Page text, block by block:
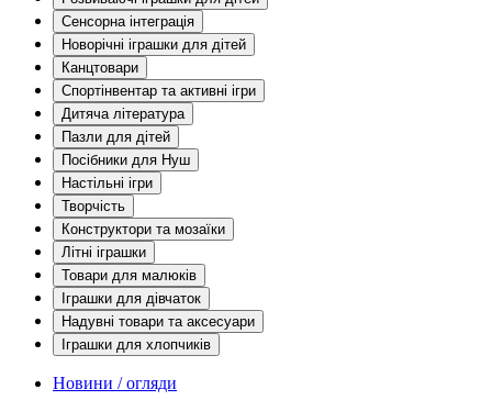
Сенсорна інтеграція
Новорічні іграшки для дітей
Канцтовари
Спортінвентар та активні ігри
Дитяча література
Пазли для дітей
Посібники для Нуш
Настільні ігри
Творчість
Конструктори та мозаїки
Літні іграшки
Товари для малюків
Іграшки для дівчаток
Надувні товари та аксесуари
Іграшки для хлопчиків
Новини / огляди